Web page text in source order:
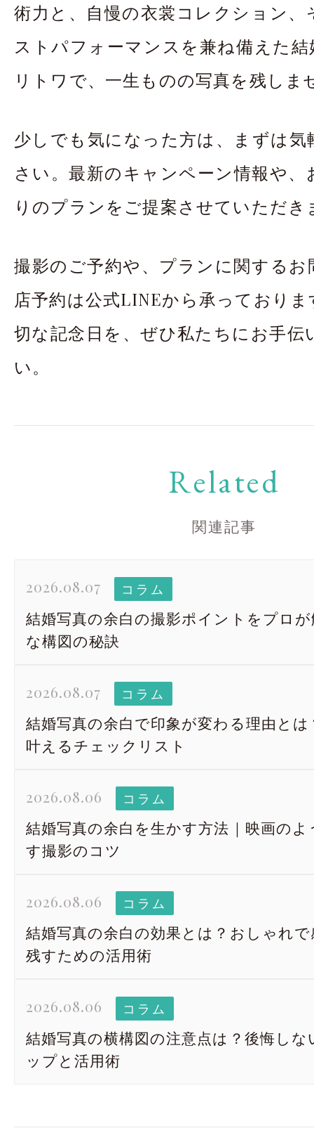
術力と、自慢の衣裳コレクション、
ストパフォーマンスを兼ね備えた
リトワで、一生ものの写真を残しま
少しでも気になった方は、まずは気
さい。最新のキャンペーン情報や
りのプランをご提案させていただき
撮影のご予約や、プランに関するお
店予約は公式LINEから承っており
切な記念日を、ぜひ私たちにお手伝
い。
Related
関連記事
2026.08.07 コラム
結婚写真の余白の撮影ポイントをプロ
な構図の秘訣
2026.08.07 コラム
結婚写真の余白で印象が変わる理由とは
叶えるチェックリスト
2026.08.06 コラム
結婚写真の余白を生かす方法｜映画の
す撮影のコツ
2026.08.06 コラム
結婚写真の余白の効果とは？おしゃれで
残すための活用術
2026.08.06 コラム
結婚写真の横構図の注意点は？後悔し
ップと活用術